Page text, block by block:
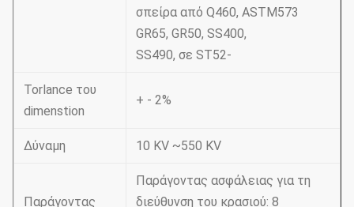
σπείρα από Q460, ASTM573
GR65, GR50, SS400,
SS490, σε ST52-
Torlance του
dimenstion
+ - 2%
Δύναμη 10 KV ~550 KV
Παράγοντας
Παράγοντας ασφάλειας για τη
διεύθυνση του κρασιού: 8